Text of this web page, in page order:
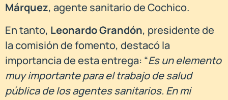
Márquez, agente sanitario de Cochico.
En tanto, Leonardo Grandón, presidente de
la comisión de fomento, destacó la
importancia de esta entrega: “Es un elemento
muy importante para el trabajo de salud
pública de los agentes sanitarios. En mi